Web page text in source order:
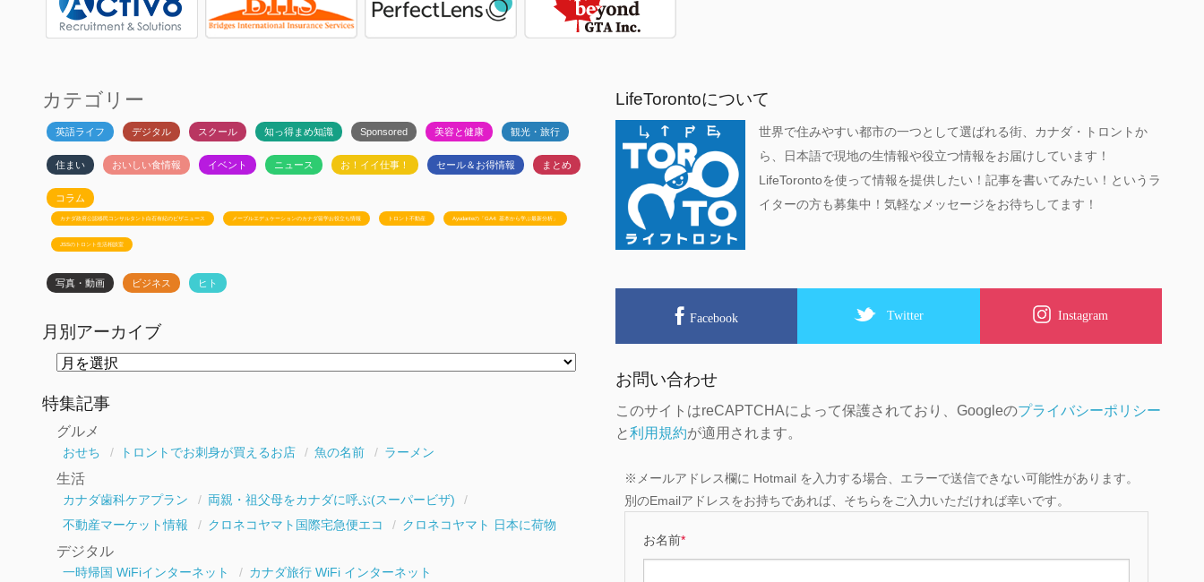
カテゴリー
英語ライフ デジタル スクール 知っ得まめ知識 Sponsored 美容と健康 観光・旅行
住まい おいしい食情報 イベント ニュース お！イイ仕事！ セール＆お得情報 まとめ
コラム
カナダ政府公認移民コンサルタント白石有紀のビザニュース メープルエデュケーションのカナダ留学お役立ち情報 トロント不動産 Ayudanteの「GA4: 基本から学ぶ最新分析」
JSSのトロント生活相談室
写真・動画 ビジネス ヒト
月別アーカイブ
ー
カ
特集記事
グルメ
おせち トロントでお刺身が買えるお店 魚の名前 ラーメン
生活
カナダ歯科ケアプラン
両親・祖父母をカナダに呼ぶ(スーパービザ)
不動産マーケット情報
クロネコヤマト国際宅急便エコ クロネコヤマト 日本に荷物
デジタル
一時帰国 WiFiインターネット カナダ旅行 WiFi インターネット
LifeTorontoについて
世界で住みやすい都市の一つとして選ばれる街、カナダ・トロントか
ら、日本語で現地の生情報や役立つ情報をお届けしています！
LifeTorontoを使って情報を提供したい！記事を書いてみたい！というラ
イターの方も募集中！気軽なメッセージをお待ちしてます！
Facebook Twitter Instagram
お問い合わせ
このサイトはreCAPTCHAによって保護されており、Googleのプライバシーポリシー
と利用規約が適用されます。
※メールアドレス欄に Hotmail を入力する場合、エラーで送信できない可能性があります。
別のEmailアドレスをお持ちであれば、そちらをご入力いただければ幸いです。
お名前*